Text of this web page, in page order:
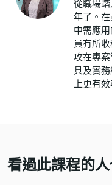
從職場
年了。
中需應
員有所
攻在專
具及實
上更有效
看過此課程的